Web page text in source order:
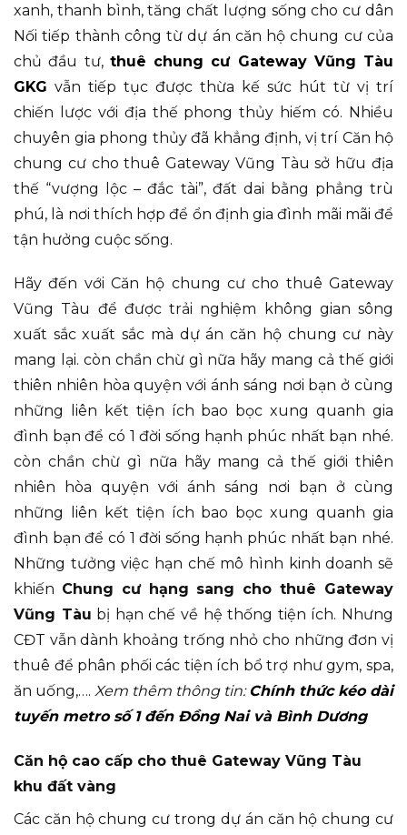
xanh, thanh bình, tăng chất lượng sống cho cư dân
Nối tiếp thành công từ dự án căn hộ chung cư của
chủ đầu tư, thuê chung cư Gateway Vũng Tàu
GKG vẫn tiếp tục được thừa kế sức hút từ vị trí
chiến lược với địa thế phong thủy hiếm có. Nhiều
chuyên gia phong thủy đã khẳng định, vị trí Căn hộ
chung cư cho thuê Gateway Vũng Tàu sở hữu địa
thế “vượng lộc – đắc tài”, đất dai bằng phẳng trù
phú, là nơi thích hợp để ổn định gia đình mãi mãi để
tận hưởng cuộc sống.
Hãy đến với Căn hộ chung cư cho thuê Gateway
Vũng Tàu để được trải nghiệm không gian sông
xuất sắc xuất sắc mà dự án căn hộ chung cư này
mang lại. còn chần chừ gì nữa hãy mang cả thế giới
thiên nhiên hòa quyện với ánh sáng nơi bạn ở cùng
những liên kết tiện ích bao bọc xung quanh gia
đình bạn để có 1 đời sống hạnh phúc nhất bạn nhé.
còn chần chừ gì nữa hãy mang cả thế giới thiên
nhiên hòa quyện với ánh sáng nơi bạn ở cùng
những liên kết tiện ích bao bọc xung quanh gia
đình bạn để có 1 đời sống hạnh phúc nhất bạn nhé.
Những tưởng việc hạn chế mô hình kinh doanh sẽ
khiến Chung cư hạng sang cho thuê Gateway
Vũng Tàu bị hạn chế về hệ thống tiện ích. Nhưng
CĐT vẫn dành khoảng trống nhỏ cho những đơn vị
thuê để phân phối các tiện ích bổ trợ như gym, spa,
ăn uống,…. Xem thêm thông tin:Chính thức kéo dài
tuyến metro số 1 đến Đồng Nai và Bình Dương
Căn hộ cao cấp cho thuê Gateway Vũng Tàu
khu đất vàng
Các căn hộ chung cư trong dự án căn hộ chung cư